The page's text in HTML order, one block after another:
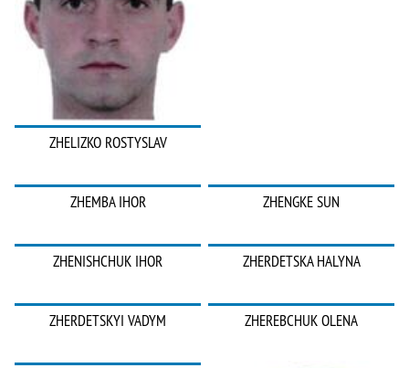
ZHELIZKO ROSTYSLAV
ZHEMBA IHOR ZHENGKE SUN
ZHENISHCHUK IHOR ZHERDETSKA HALYNA
ZHERDETSKYI VADYM ZHEREBCHUK OLENA